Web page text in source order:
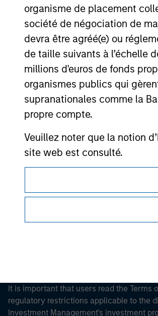
organisme de placement
société de négociation de
devra être agréé(e) ou
de taille suivants à l’échelle
millions d'euros de fonds
organismes publics qui
supranationales comme la
propre compte.
Veuillez noter que la notion
site web est consulté.
May not represent all Team
The information on this
offering of advisory
purchase or sale would be
All investing involves risks,
Please refer to the
It is important that users read the
regulatory restrictions applicable to the
Investment Management's investment